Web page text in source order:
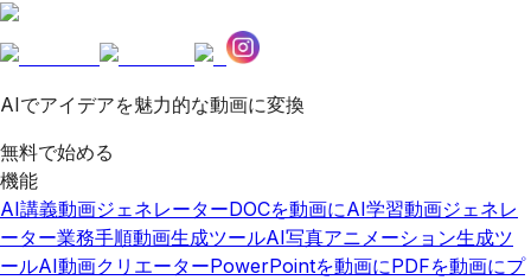
AIでアイデアを魅力的な動画に変換
無料で始める
機能
AI講義動画ジェネレーターDOCを動画にAI学習動画ジェネレ
ーター業務手順動画生成ツールAI写真アニメーション生成ツ
ールAI動画クリエーターPowerPointを動画にPDFを動画にプ